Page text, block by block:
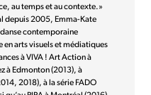
au temps et au contexte.»
depuis 2005, Emma-Kate
contemporaine
en arts visuels et médiatiques
à VIVA ! Art Action à
à Edmonton (2013), à
2018), à la série FADO